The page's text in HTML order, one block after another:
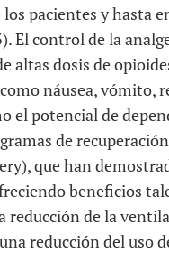
pacientes y hasta
El control de la
altas dosis de
náusea,
el potencial de
de
que han
beneficios
reducción de la
reducción del uso